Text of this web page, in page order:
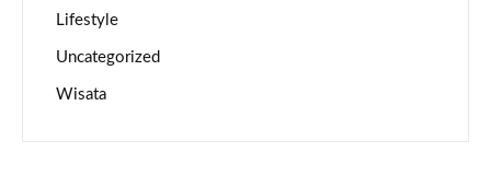
Lifestyle
Uncategorized
Wisata